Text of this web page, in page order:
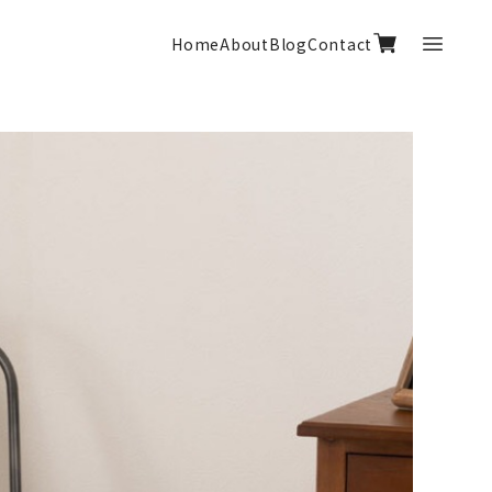
HomeAboutBlogContact